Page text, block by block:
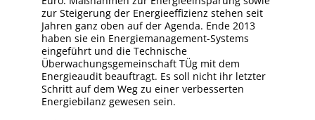
zur Steigerung der Energieeffizienz stehen seit
Jahren ganz oben auf der Agenda. Ende 2013
haben sie ein Energiemanagement-Systems
eingeführt und die Technische
Überwachungsgemeinschaft TÜg mit dem
Energieaudit beauftragt. Es soll nicht ihr letzter
Schritt auf dem Weg zu einer verbesserten
Energiebilanz gewesen sein.